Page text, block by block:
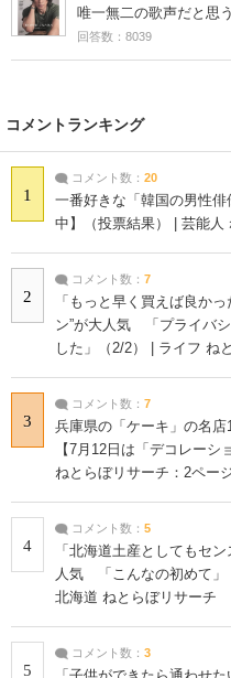
唯一無二の歌声だと思
回答数：8039
コメントランキング
1
コメント数： 20
一番好きな「韓国の男性
中】（投票結果） | 芸能人
2
コメント数： 7
「もっと早く買えば良か
ン”が大人気 「プライバ
した」（2/2） | ライフ ね
3
コメント数： 7
兵庫県の「ケーキ」の名
【7月12日は「デコレー
ねとらぼリサーチ：2ペー
4
コメント数： 5
「北海道土産としてもセ
人気 「こんなの初めて」
北海道 ねとらぼリサーチ
5
コメント数： 3